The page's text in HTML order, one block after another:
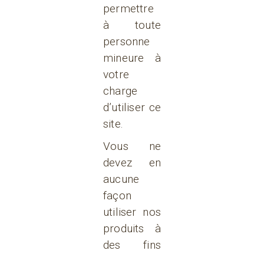
permettre
à toute
personne
mineure à
votre
charge
d’utiliser ce
site.
Vous ne
devez en
aucune
façon
utiliser nos
produits à
des fins